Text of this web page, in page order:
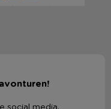
social media.